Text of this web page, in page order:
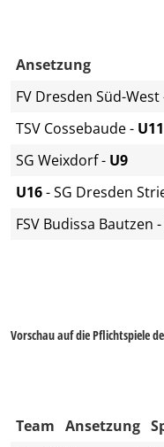
Ansetzung
FV Dresden Süd-West
TSV Cossebaude - U11
SG Weixdorf - U9
U16- SG Dresden
FSV Budissa Bautzen -
Vorschau auf die Pflichtspiele
Team Ansetzung